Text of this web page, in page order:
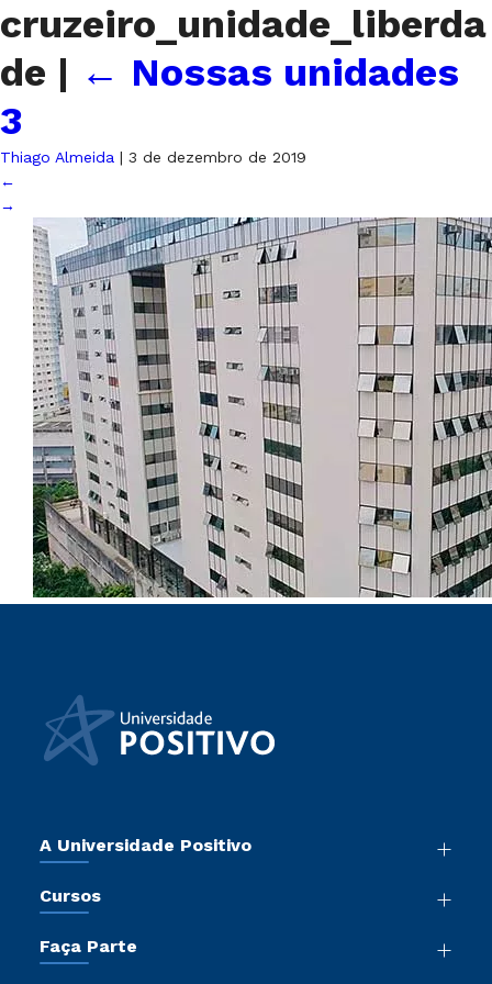
cruzeiro_unidade_liberda
de | ← Nossas unidades
3
Thiago Almeida | 3 de dezembro de 2019
←
→
A Universidade Positivo
Sala de Imprensa
Trabalhe Conosco
Cursos
Pós-Graduação
Faça Parte